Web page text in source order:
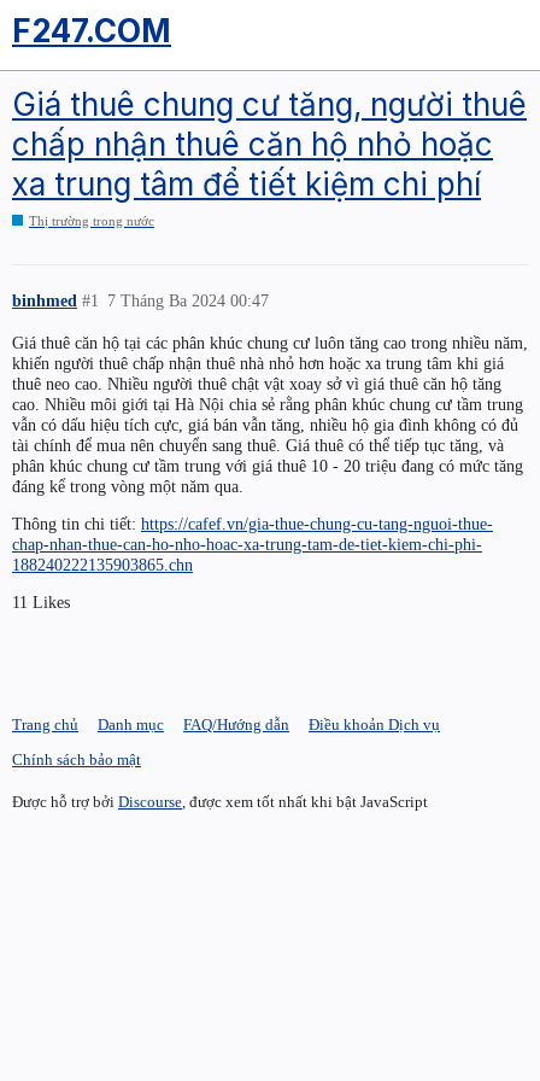
F247.COM
Giá thuê chung cư tăng, người thuê
chấp nhận thuê căn hộ nhỏ hoặc
xa trung tâm để tiết kiệm chi phí
Thị trường trong nước
binhmed 7 Tháng Ba 2024 00:47
#1
Giá thuê căn hộ tại các phân khúc chung cư luôn tăng cao trong nhiều năm,
khiến người thuê chấp nhận thuê nhà nhỏ hơn hoặc xa trung tâm khi giá
thuê neo cao. Nhiều người thuê chật vật xoay sở vì giá thuê căn hộ tăng
cao. Nhiều môi giới tại Hà Nội chia sẻ rằng phân khúc chung cư tầm trung
vẫn có dấu hiệu tích cực, giá bán vẫn tăng, nhiều hộ gia đình không có đủ
tài chính để mua nên chuyển sang thuê. Giá thuê có thể tiếp tục tăng, và
phân khúc chung cư tầm trung với giá thuê 10 - 20 triệu đang có mức tăng
đáng kể trong vòng một năm qua.
Thông tin chi tiết: https://cafef.vn/gia-thue-chung-cu-tang-nguoi-thue-
chap-nhan-thue-can-ho-nho-hoac-xa-trung-tam-de-tiet-kiem-chi-phi-
188240222135903865.chn
11 Likes
Trang chủ Danh mục FAQ/Hướng dẫn
Điều khoản Dịch vụ
Chính sách bảo mật
Được hỗ trợ bởi Discourse, được xem tốt nhất khi bật JavaScript